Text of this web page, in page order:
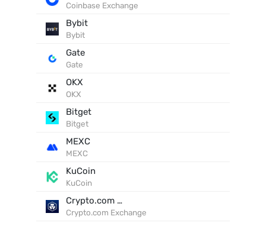
Coinbase Exchange
Bybit
Bybit
Gate
Gate
OKX
OKX
Bitget
Bitget
MEXC
MEXC
KuCoin
KuCoin
Crypto.com Exchange
Crypto.com Exchange